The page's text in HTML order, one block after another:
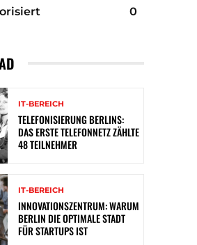
0
IT-BEREICH
TELEFONISIERUNG BERLINS:
DAS ERSTE TELEFONNETZ ZÄHLTE
48 TEILNEHMER
IT-BEREICH
INNOVATIONSZENTRUM: WARUM
BERLIN DIE OPTIMALE STADT
FÜR STARTUPS IST